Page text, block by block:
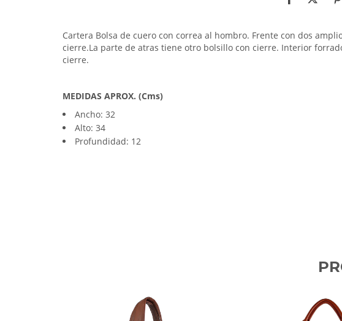
Cartera Bolsa de cuero con correa al hombro. Frente con dos
cierre.La parte de atras tiene otro bolsillo con cierre. Interior
cierre.
MEDIDAS APROX. (Cms)
Ancho: 32
Alto: 34
Profundidad: 12